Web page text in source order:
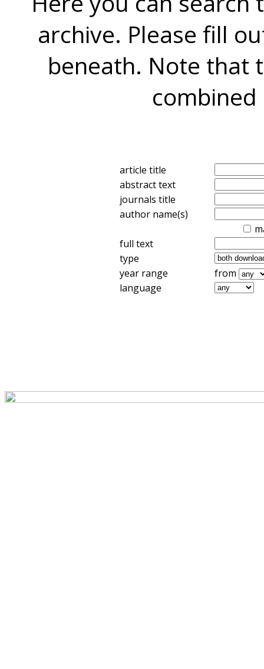
archive. Please fill
beneath. Note that
combined
article title
abstract text
journals title
author name(s)
full text
type
year range
from
language